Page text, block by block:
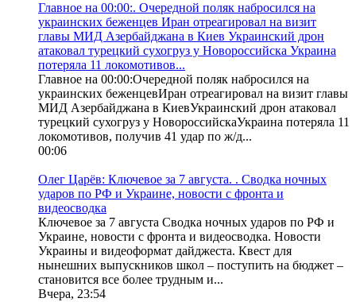
Главное на 00:00:. Очередной поляк набросился на
украинских беженцев Иран отреагировал на визит
главы МИД Азербайджана в Киев Украинский дрон
атаковал турецкий сухогруз у Новороссийска Украина
потеряла 11 локомотивов...
Главное на 00:00:Очередной поляк набросился на
украинских беженцевИран отреагировал на визит главы
МИД Азербайджана в КиевУкраинский дрон атаковал
турецкий сухогруз у НовороссийскаУкраина потеряла 11
локомотивов, получив 41 удар по ж/д...
00:06
Олег Царёв: Ключевое за 7 августа. . Сводка ночных
ударов по РФ и Украине, новости с фронта и
видеосводка
Ключевое за 7 августа Сводка ночных ударов по РФ и
Украине, новости с фронта и видеосводка. Новости
Украины и видеоформат дайджеста. Квест для
нынешних выпускников школ – поступить на бюджет –
становится все более трудным и...
Вчера, 23:54